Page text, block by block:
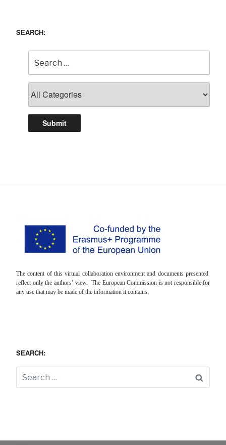
SEARCH:
The content of this virtual collaboration environment and documents presented
reflect only the authors’ view. The European Commission is not responsible for
any use that may be made of the information it contains.
SEARCH: